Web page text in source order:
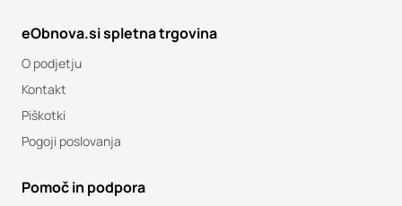
eObnova.si spletna trgovina
O podjetju
Kontakt
Piškotki
Pogoji poslovanja
Pomoč in podpora